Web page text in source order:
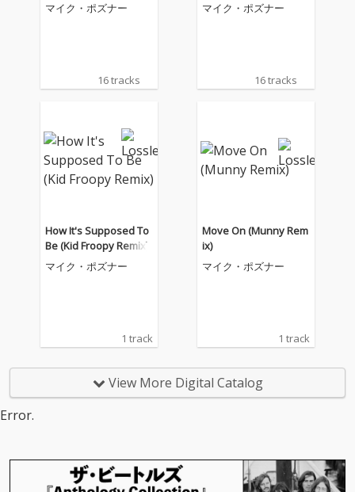
マイク・ポズナー
16 tracks
マイク・ポズナー
16 tracks
How It's Supposed To
Be (Kid Froopy Remix)
マイク・ポズナー
1 track
Move On (Munny Rem
ix)
マイク・ポズナー
1 track
View More Digital Catalog
Error.